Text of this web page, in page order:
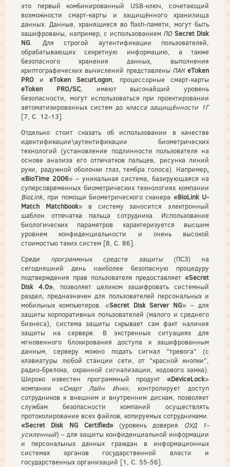
это первый комбинированный USB-ключ, сочетающий
возможности смарт-карты и защищённого хранилища
данных. Данные, хранящиеся во flash-памяти, могут быть
зашифрованы, например, с использованием ПО Secret Disk
NG. Для строгой аутентификации пользователей,
обрабатывающих секретную информацию, а также
безопасного хранения данных, выполнения
криптографических вычислений представлены ПАК eToken
PRO и eToken SecurLogon, процессорные смарт-карты
eToken PRO/SC, имеют высочайший уровень
безопасности, могут использоваться при проектировании
автоматизированных систем до класса защищённости 1Г
[7, С. 12-13].
Отдельно стоит сказать об использовании в качестве
идентификации\аутентификации биометрических
технологий (установление подлинности пользователя на
основе анализа его отпечатков пальцев, рисунка линий
руки, радужной оболочки глаз, тембра голоса). Например,
«BioTime 2006» – уникальная система, базирующаяся на
суперсовременных биометрических технологиях компании
BioLink, при помощи биометрического сканера «BioLink U-
Match Matchbook» в систему заносится электронный
шаблон отпечатка пальца сотрудника. Использование
биологических параметров характеризуется высшим
уровнем конфиденциальности и очень высокой
стоимостью таких систем [8, С. 86].
Среди программных средств защиты(ПСЗ) на
сегодняшний день наиболее безопасную процедуру
подтверждения прав пользователя предоставляет «Secret
Disk 4.0», позволяет целиком зашифровать системный
раздел, предназначен для пользователей персональных и
мобильных компьютеров. «Secret Disk Server NG» – для
защиты корпоративных пользователей (малого и среднего
бизнеса), система защиты скрывает сам факт наличия
защиты на сервере. В экстренных ситуациях для
мгновенного блокирования доступа к зашифрованным
данным, серверу можно подать сигнал "тревога" (с
клавиатуры любой станции сети, от "красной кнопки",
радио-брелока, охранной сигнализации, кодового замка).
Широко известен программный продукт «DeviceLock»
компании «Смарт Лайн Инк», контролирует доступ
сотрудников к внешним и внутренним дискам, позволяет
службам безопасности компаний осуществлять
протоколирование всех файлов, копируемых сотрудниками.
«Secret Disk NG Certified»(уровень доверия ОУД 1-
усиленный) – для защиты конфиденциальной информации
и персональных данных граждан в информационных
системах органов государственной власти и
государственных организаций [1, С. 55-56].